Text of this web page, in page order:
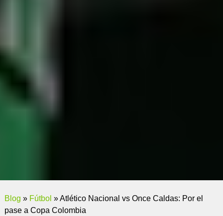
Blog » Fútbol »Atlético Nacional vs Once Caldas: Por el
pase a Copa Colombia